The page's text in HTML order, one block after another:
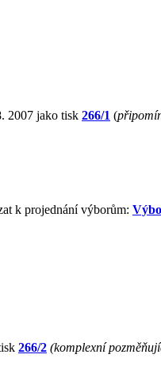
2007 jako tisk 266/1 (
k projednání výborům:
266/2 (komplexní